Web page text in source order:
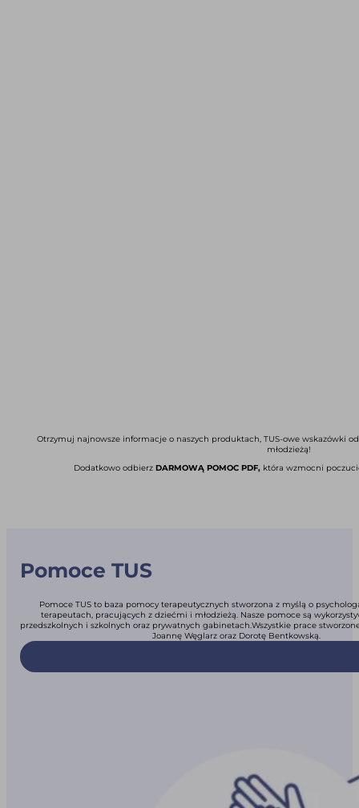
Otrzymuj najnowsze informacje o naszych produktach, TUS-owe wskazówki
młodzieżą!
Dodatkowo odbierz DARMOWĄ POMOC PDF, która wzmocni
Pomoce TUS
Pomoce TUS to baza pomocy terapeutycznych stworzona z myślą o
terapeutach, pracujących z dziećmi i młodzieżą. Nasze pomoce są
przedszkolnych i szkolnych oraz prywatnych gabinetach.Wszystkie prace
Joannę Węglarz oraz Dorotę Bentkowską.